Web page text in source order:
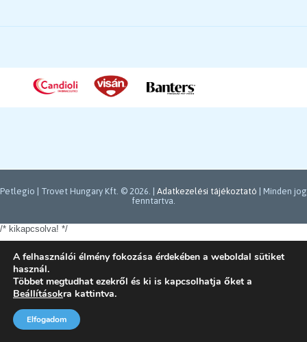
Petlegio | Trovet Hungary Kft. © 2026. | Adatkezelési tájékoztató | Minden jog
fenntartva.
A felhasználói élmény fokozása érdekében a weboldal sütiket
használ.
Többet megtudhat ezekről és ki is kapcsolhatja őket a
Beállításokra kattintva.
Elfogadom
/* kikapcsolva! */